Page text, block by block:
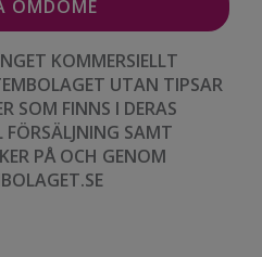
KOMMERSIELLT
UTAN TIPSAR
SOM FINNS I DERAS
SAMT
PÅ OCH GENOM